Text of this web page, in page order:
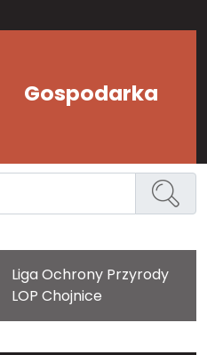
Gospodarka
Liga Ochrony Przyrody
LOP Chojnice